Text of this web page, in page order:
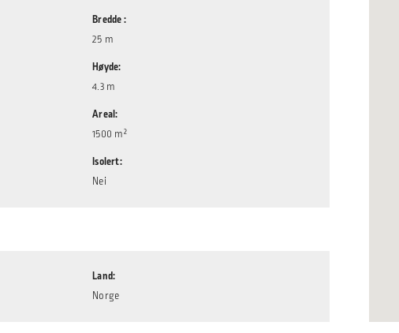
Bredde
25 m
Høyde
4.3 m
Areal
1500 m²
Isolert
Nei
Land
Norge